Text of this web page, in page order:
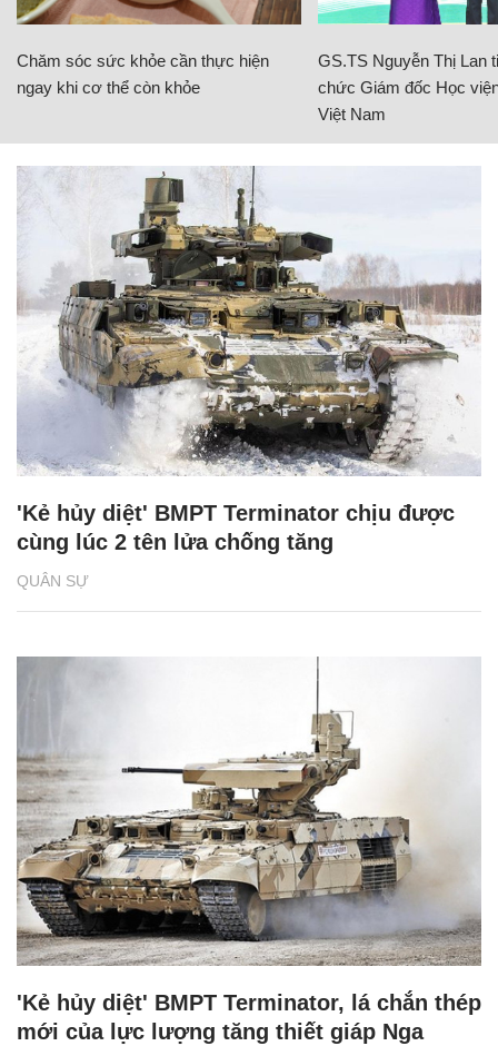
Chăm sóc sức khỏe cần thực hiện
ngay khi cơ thể còn khỏe
GS.TS Nguyễn Thị Lan
chức Giám đốc Học
Việt Nam
QUÂN SỰ
'Kẻ hủy diệt' BMPT Terminator chịu được
cùng lúc 2 tên lửa chống tăng
'Kẻ hủy diệt' BMPT Terminator, lá chắn thép
mới của lực lượng tăng thiết giáp Nga